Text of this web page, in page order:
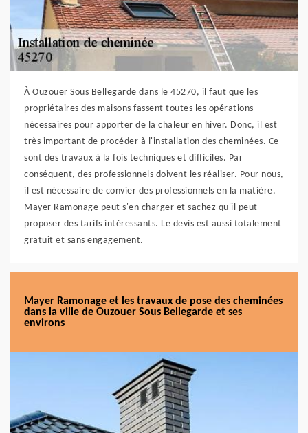
À Ouzouer Sous Bellegarde dans le 45270, il faut que les
propriétaires des maisons fassent toutes les opérations
nécessaires pour apporter de la chaleur en hiver. Donc, il est
très important de procéder à l'installation des cheminées. Ce
sont des travaux à la fois techniques et difficiles. Par
conséquent, des professionnels doivent les réaliser. Pour nous,
il est nécessaire de convier des professionnels en la matière.
Mayer Ramonage peut s'en charger et sachez qu'il peut
proposer des tarifs intéressants. Le devis est aussi totalement
gratuit et sans engagement.
Mayer Ramonage et les travaux de pose des cheminées
dans la ville de Ouzouer Sous Bellegarde et ses
environs